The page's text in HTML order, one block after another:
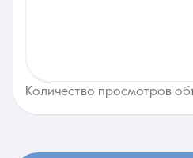
Количество просмотров